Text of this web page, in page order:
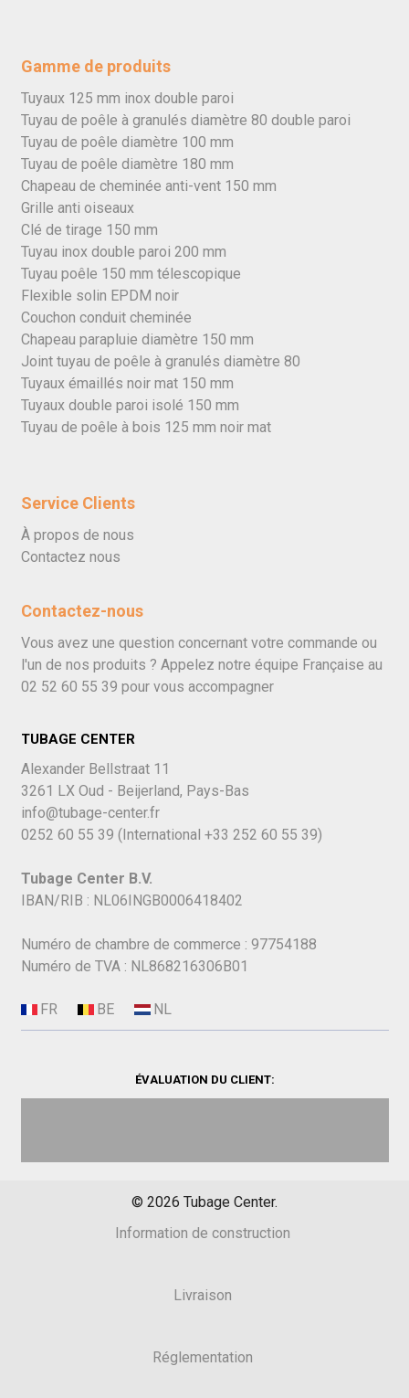
Gamme de produits
Tuyaux 125 mm inox double paroi
Tuyau de poêle à granulés diamètre 80 double paroi
Tuyau de poêle diamètre 100 mm
Tuyau de poêle diamètre 180 mm
Chapeau de cheminée anti-vent 150 mm
Grille anti oiseaux
Clé de tirage 150 mm
Tuyau inox double paroi 200 mm
Tuyau poêle 150 mm télescopique
Flexible solin EPDM noir
Couchon conduit cheminée
Chapeau parapluie diamètre 150 mm
Joint tuyau de poêle à granulés diamètre 80
Tuyaux émaillés noir mat 150 mm
Tuyaux double paroi isolé 150 mm
Tuyau de poêle à bois 125 mm noir mat
Service Clients
À propos de nous
Contactez nous
Contactez-nous
Vous avez une question concernant votre commande ou
l'un de nos produits ? Appelez notre équipe Française au
02 52 60 55 39 pour vous accompagner
TUBAGE CENTER
Alexander Bellstraat 11
3261 LX Oud - Beijerland, Pays-Bas
info@tubage-center.fr
0252 60 55 39 (International +33 252 60 55 39)
Tubage Center B.V.
IBAN/RIB : NL06INGB0006418402
Numéro de chambre de commerce : 97754188
Numéro de TVA : NL868216306B01
ÉVALUATION DU CLIENT:
© 2026 Tubage Center.
Information de construction
Livraison
Réglementation